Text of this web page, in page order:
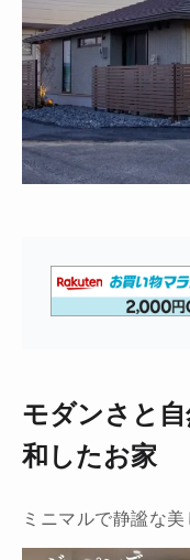
モダンさと
和したお家
ミニマルで静謐な美